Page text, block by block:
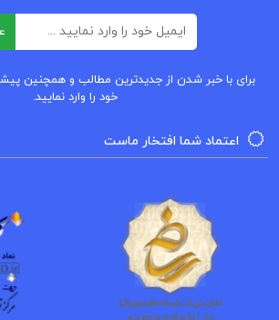
کتاب عاشق مترسک فیلیس
کتاب عارف نامی، بایزید بسطامی
کتاب فتوحات مکیه جلد دوم شیخ اکبر
برای با خبر شدن از جدیدترین مطالب و همچنین
خود را وارد نمایید.
اعتماد شما افتخار ماست